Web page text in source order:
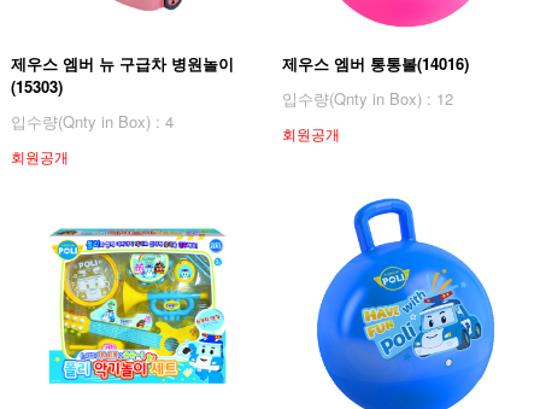
제우스 엠버 뉴 구급차 병원놀이
(15303)
입수량(Qnty in Box) : 4
회원공개
제우스 엠버 통통볼(14016)
입수량(Qnty in Box) : 12
회원공개